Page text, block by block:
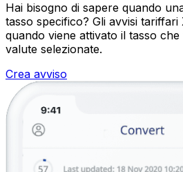
Hai bisogno di sapere quando
tasso specifico? Gli avvisi
quando viene attivato il tasso
valute selezionate.
Crea avviso